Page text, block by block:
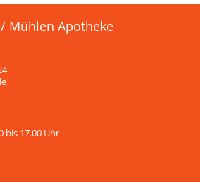
Mühlen Apotheke
bis 17.00 Uhr